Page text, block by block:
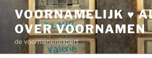
inhoud
VOORNAMELIJK ♥
OVER VOORNAMEN
de voornamenexpert